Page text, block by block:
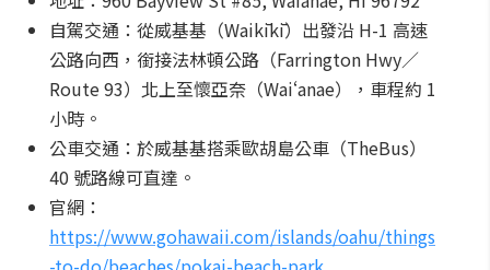
自駕交通：從威基基（Waikīkī）出發沿 H-1 高速
公路向西，銜接法林頓公路（Farrington Hwy／
Route 93）北上至懷亞奈（Waiʻanae），車程約 1
小時。
公車交通：於威基基搭乘歐胡島公車（TheBus）
40 號路線可直達。
官網：
https://www.gohawaii.com/islands/oahu/things